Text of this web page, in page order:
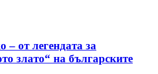
от легендата за
злато“ на българските